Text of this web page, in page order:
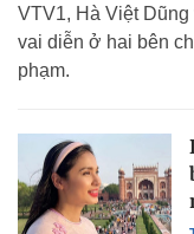
VTV1, Hà Việt
vai diễn ở hai bên
phạm.